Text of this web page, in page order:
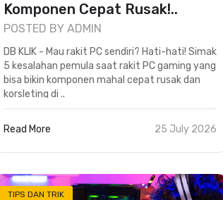
Komponen Cepat Rusak!..
POSTED BY ADMIN
DB KLIK - Mau rakit PC sendiri? Hati-hati! Simak
5 kesalahan pemula saat rakit PC gaming yang
bisa bikin komponen mahal cepat rusak dan
korsleting di ..
Read More 25 July 2026
TIPS DAN TRIK